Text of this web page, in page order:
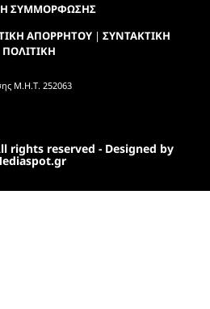
ΣΥΜΜΟΡΦΩΣΗΣ
ΑΠΟΡΡΗΤΟΥ| ΣΥΝΤΑΚΤΙΚΗ
ΠΟΛΙΤΙΚΗ
Μ.Η.Τ. 252063
rights reserved - Designed by